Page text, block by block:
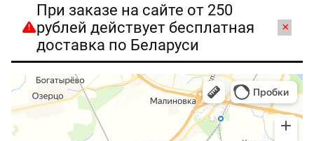
При заказе на сайте от 250
рублей действует бесплатная
доставка по Беларуси
×